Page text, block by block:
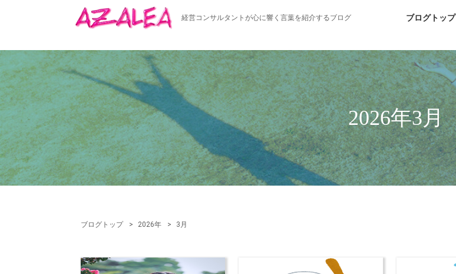
経営コンサルタントが心に響く言葉を紹介するブログ ブログトップ
2026年3月
ブログトップ 2026年 3月